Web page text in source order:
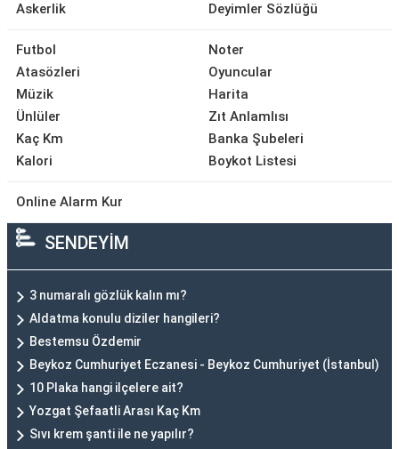
Askerlik
Deyimler Sözlüğü
Futbol
Atasözleri
Müzik
Ünlüler
Kaç Km
Kalori
Noter
Oyuncular
Harita
Zıt Anlamlısı
Banka Şubeleri
Boykot Listesi
Online Alarm Kur
SENDEYİM
3 numaralı gözlük kalın mı?
Aldatma konulu diziler hangileri?
Bestemsu Özdemir
Beykoz Cumhuriyet Eczanesi - Beykoz Cumhuriyet (İstanbul)
10 Plaka hangi ilçelere ait?
Yozgat Şefaatli Arası Kaç Km
Sıvı krem şanti ile ne yapılır?